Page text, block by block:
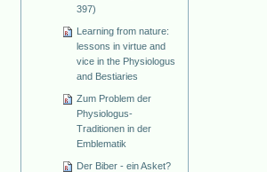
397)
Learning from nature:
lessons in virtue and
vice in the Physiologus
and Bestiaries
Zum Problem der
Physiologus-
Traditionen in der
Emblematik
Der Biber - ein Asket?